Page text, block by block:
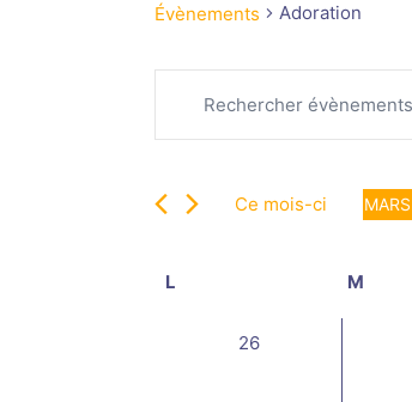
Évènements Adoration
Évènements
Recherche
navigation
vues
Évènements
mot-
Ce mois-ci
date.
Calendrier
Évènements
L M
0
26